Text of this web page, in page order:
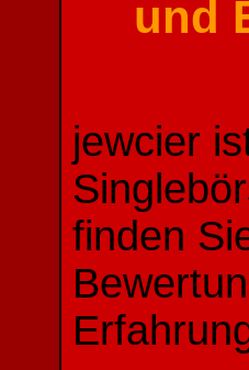
und
jewcier
finden